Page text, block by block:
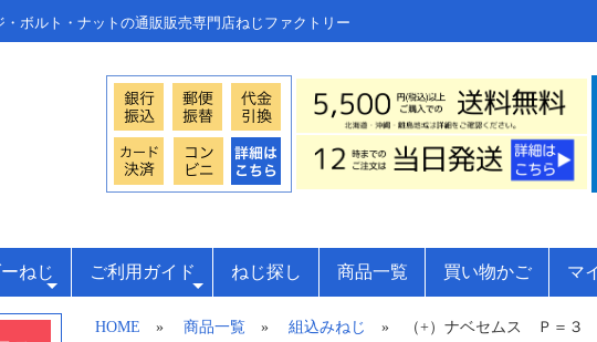
ボルト・ナットの通販販売専門店ねじファクトリー
ねじ ご利用ガイド ねじ探し 商品一覧 買い物かご マ
HOME » 商品一覧 » 組込みねじ » （+）ナベセムス Ｐ＝３